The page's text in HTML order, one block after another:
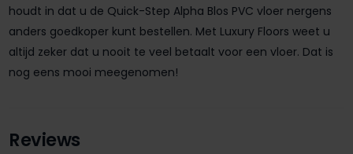
houdt in dat u de Quick-Step Alpha Blos PVC vloer nergens
anders goedkoper kunt bestellen. Met Luxury Floors weet u
altijd zeker dat u nooit te veel betaalt voor een vloer. Dat is
nog eens mooi meegenomen!
Reviews